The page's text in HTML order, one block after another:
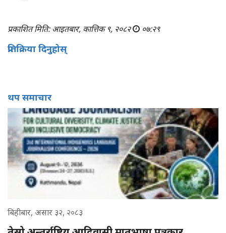
प्रकाशित मिति: आइतबार, कात्तिक ९, २०८२ ०७:२९
प्रतिक्रिया दिनुहोस्
थप समाचार
बिहीबार, असार ३२, २०८३